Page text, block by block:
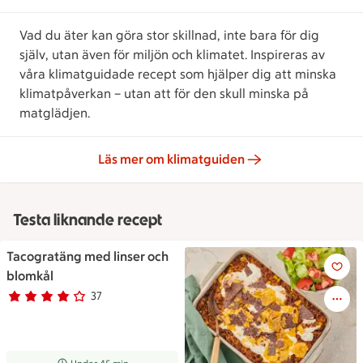
Vad du äter kan göra stor skillnad, inte bara för dig
själv, utan även för miljön och klimatet. Inspireras av
våra klimatguidade recept som hjälper dig att minska
klimatpåverkan – utan att för den skull minska på
matglädjen.
Läs mer om klimatguiden
Testa liknande recept
Tacogratäng med linser och
blomkål
Betyg 3.9 av 5. 37
37 personer har röstat
Tacogratäng med linser och